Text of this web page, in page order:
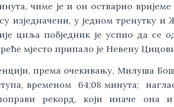
чиме је и он остварио
изједначени, у једном тренутку и
циља побједник је успио да се
мјесто припало је Невену
према очекивању, Милуша
временом 64;08 минута;
рекорд, који иначе она